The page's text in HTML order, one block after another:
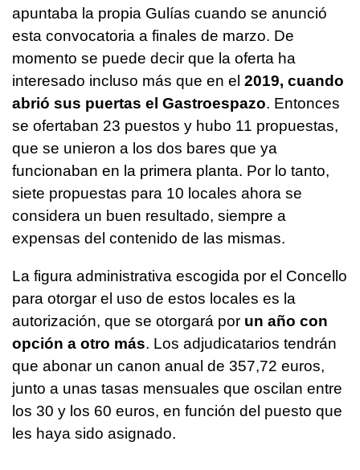
apuntaba la propia Gulías cuando se anunció
esta convocatoria a finales de marzo. De
momento se puede decir que la oferta ha
interesado incluso más que en el 2019, cuando
abrió sus puertas el Gastroespazo. Entonces
se ofertaban 23 puestos y hubo 11 propuestas,
que se unieron a los dos bares que ya
funcionaban en la primera planta. Por lo tanto,
siete propuestas para 10 locales ahora se
considera un buen resultado, siempre a
expensas del contenido de las mismas.
La figura administrativa escogida por el Concello
para otorgar el uso de estos locales es la
autorización, que se otorgará por un año con
opción a otro más. Los adjudicatarios tendrán
que abonar un canon anual de 357,72 euros,
junto a unas tasas mensuales que oscilan entre
los 30 y los 60 euros, en función del puesto que
les haya sido asignado.